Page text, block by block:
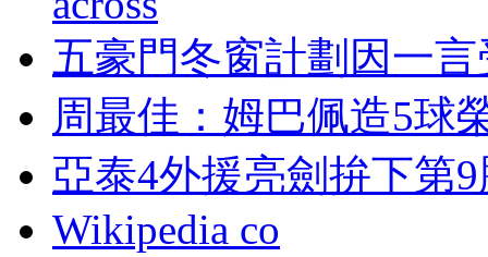
五豪門冬窗計劃因一
周最佳：姆巴佩造5
亞泰4外援亮劍拚下第9
Wikipedia co